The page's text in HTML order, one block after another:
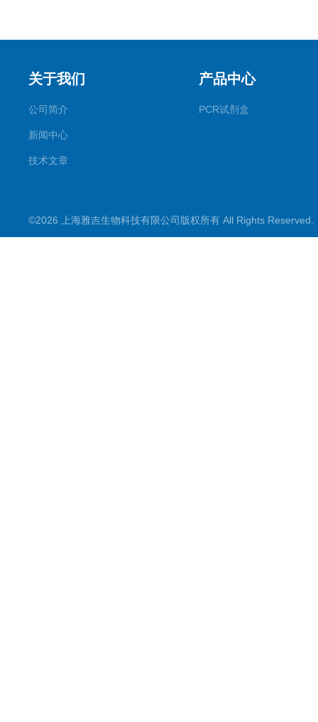
关于我们
公司简介
新闻中心
技术文章
产品中心
PCR试剂盒
©2026 上海雅吉生物科技有限公司版权所有 All Rights